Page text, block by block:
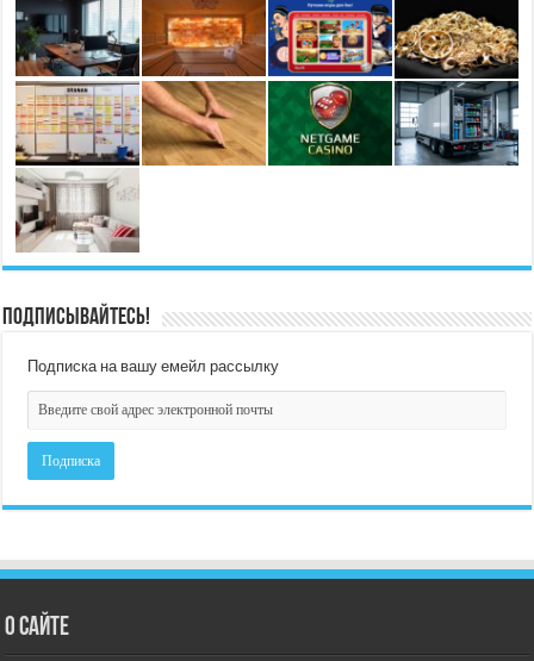
Подписывайтесь!
Подписка на вашу емейл рассылку
О сайте